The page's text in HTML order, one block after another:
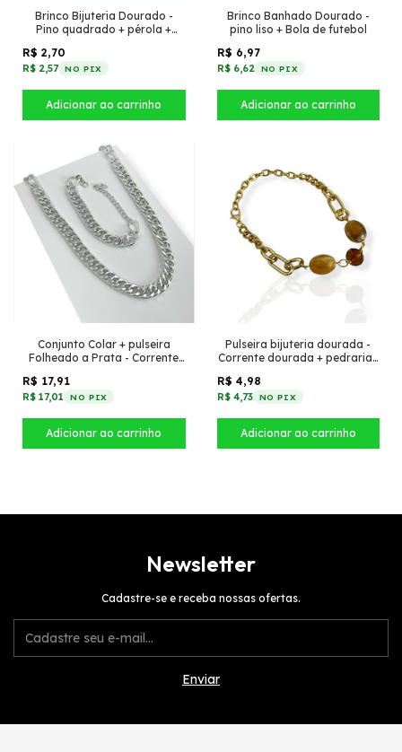
Brinco Bijuteria Dourado -
Pino quadrado + pérola +
R$ 2,70
R$ 2,57 NO PIX
Brinco Banhado Dourado -
pino liso + Bola de futebol
R$ 6,97
R$ 6,62 NO PIX
Conjunto Colar + pulseira
Folheado a Prata - Corrente
R$ 17,91
R$ 17,01 NO PIX
Pulseira bijuteria dourada -
Corrente dourada + pedrarias
R$ 4,98
R$ 4,73 NO PIX
Newsletter
Cadastre-se e receba nossas ofertas.